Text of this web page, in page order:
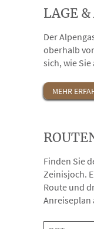
LAGE
Der
oberhalb
sich, wie Sie
MEHR
Finden Sie
Zeinisjoch.
Route und
Anreiseplan